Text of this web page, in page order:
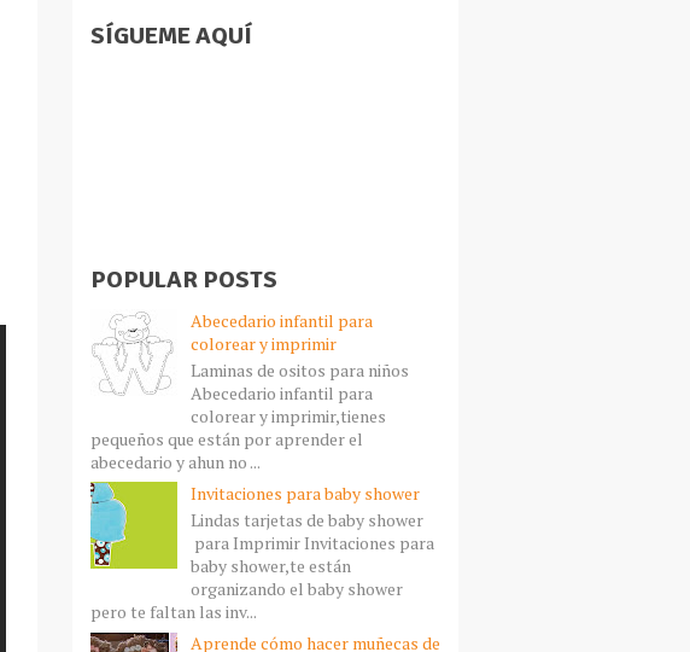
SÍGUEME AQUÍ
POPULAR POSTS
Abecedario infantil para
colorear y imprimir
Laminas de ositos para niños
Abecedario infantil para
colorear y imprimir,tienes
pequeños que están por aprender el
abecedario y ahun no ...
Invitaciones para baby shower
Lindas tarjetas de baby shower
para Imprimir Invitaciones para
baby shower,te están
organizando el baby shower
pero te faltan las inv...
Aprende cómo hacer muñecas de